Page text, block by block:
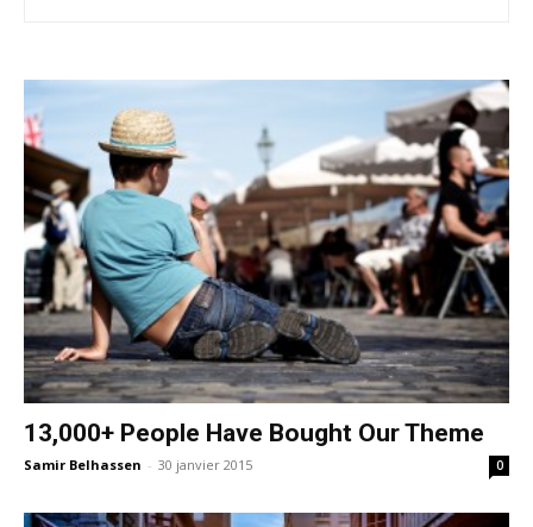
13,000+ People Have Bought Our Theme
Samir Belhassen - 30 janvier 2015 0